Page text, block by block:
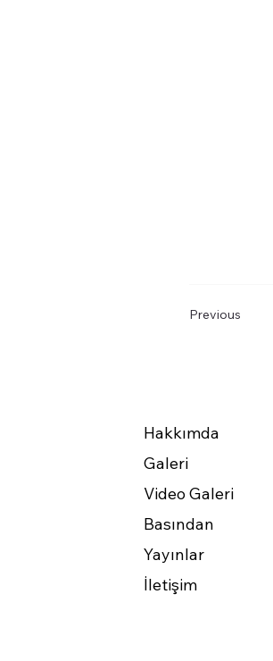
Previous
Hakkımda
Galeri
Video Galeri
Basından
Yayınlar
İletişim